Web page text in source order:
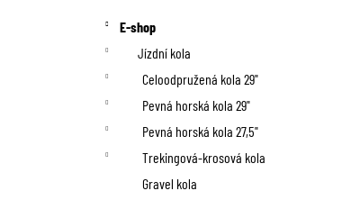
E-shop
Jízdní kola
Celoodpružená kola 29"
Pevná horská kola 29"
Pevná horská kola 27,5"
Trekingová-krosová kola
Gravel kola